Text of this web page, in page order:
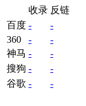
收录 反链
百度 -
-
360
-
-
神马 -
-
搜狗 -
-
谷歌 - -